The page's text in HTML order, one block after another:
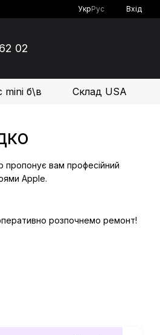
УкрРус Вхід
02
mini б\в Склад USA
вам професійний
Apple.
розпочнемо ремонт!